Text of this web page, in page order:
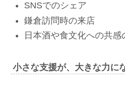
SNSでのシェア
鎌倉訪問時の来店
日本酒や食文化への共感
小さな支援が、大きな力に